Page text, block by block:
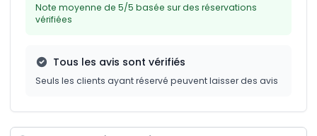
Note moyenne de 5/5 basée sur des réservations
vérifiées
Tous les avis sont vérifiés
Seuls les clients ayant réservé peuvent laisser des avis